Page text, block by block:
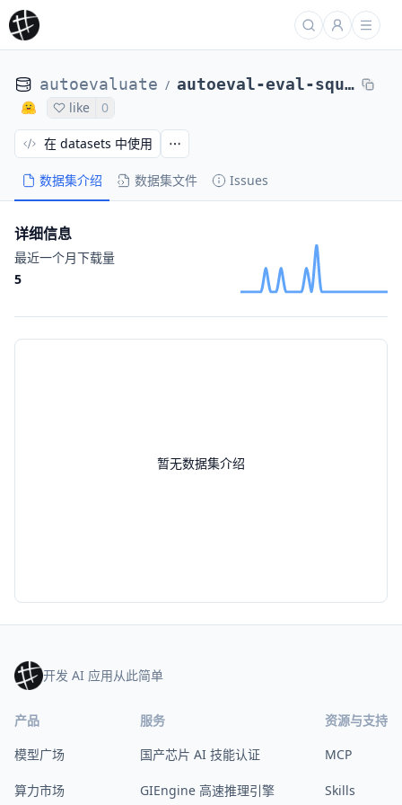
autoevaluate / autoeval-eval-squad-plain_text-865c05-93189145778
like 0
数据集介绍 数据集文件 Issues
在 datasets 中使用
暂无数据集介绍
详细信息
最近一个月下载量
5
开发 AI 应用从此简单
产品
模型广场
算力市场
服务
国产芯片 AI 技能认证
GIEngine 高速推理引擎
资源与支持
MCP
Skills